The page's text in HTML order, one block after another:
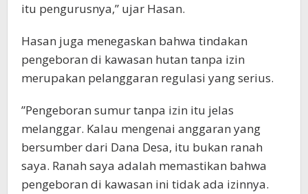
itu pengurusnya,” ujar Hasan.
​Hasan juga menegaskan bahwa tindakan
pengeboran di kawasan hutan tanpa izin
merupakan pelanggaran regulasi yang serius.
​”Pengeboran sumur tanpa izin itu jelas
melanggar. Kalau mengenai anggaran yang
bersumber dari Dana Desa, itu bukan ranah
saya. Ranah saya adalah memastikan bahwa
pengeboran di kawasan ini tidak ada izinnya.